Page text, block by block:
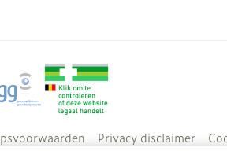
Privacy disclaimer